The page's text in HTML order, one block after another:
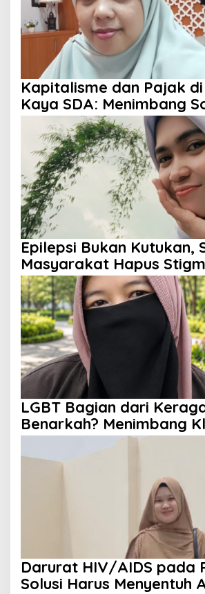
Kapitalisme dan Pajak
Kaya SDA: Menimbang
Perspektif Islam
Epilepsi Bukan Kutukan,
Masyarakat Hapus
Berikan Harapan
LGBT Bagian dari
Benarkah? Menimbang
Diversity dan Perspektif
Darurat HIV/AIDS pada
Solusi Harus Menyentuh